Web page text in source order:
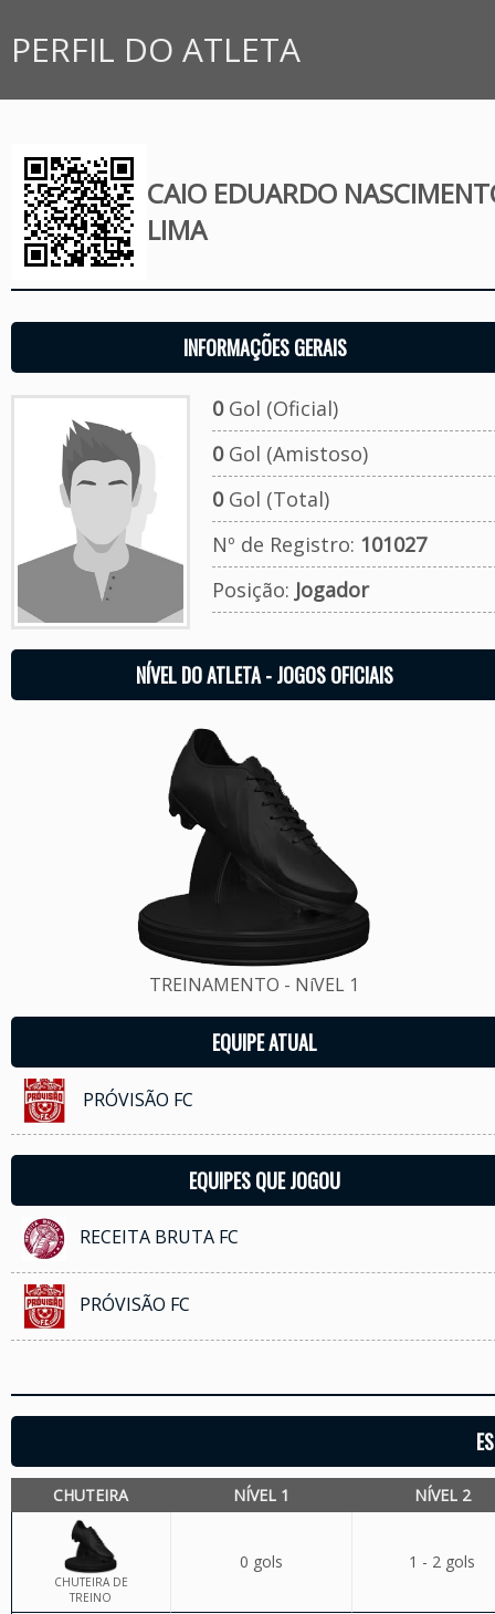
PERFIL DO ATLETA
CAIO EDUARDO
LIMA
INFORMAÇÕES GERAIS
0Gol (Oficial)
0Gol (Amistoso)
0Gol (Total)
Nº de Registro: 101027
Posição: Jogador
NÍVEL DO ATLETA - JOGOS OFICIAIS
TREINAMENTO - NíVEL 1
EQUIPE ATUAL
PRÓVISÃO FC
EQUIPES QUE JOGOU
RECEITA BRUTA FC
PRÓVISÃO FC
CHUTEIRA NÍVEL 1 NÍVEL 2
CHUTEIRA DE
TREINO
0 gols 1 - 2 gols